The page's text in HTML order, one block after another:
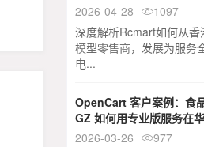
2026-04-28
1097
深度解析Rcmart如何从香
模型零售商，发展为服务
电...
OpenCart 客户案例：食
GZ 如何用专业版服务在
2026-03-26
977